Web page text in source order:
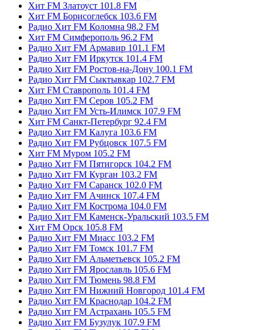
Хит FM Златоуст 101.8 FM
Хит FM Борисоглебск 103.6 FM
Радио Хит FM Коломна 98.2 FM
Хит FM Симферополь 96.2 FM
Радио Хит FM Армавир 101.1 FM
Радио Хит FM Иркутск 101.4 FM
Радио Хит FM Ростов-на-Дону 100.1 FM
Радио Хит FM Сыктывкар 102.7 FM
Хит FM Ставрополь 101.4 FM
Радио Хит FM Серов 105.2 FM
Радио Хит FM Усть-Илимск 107.9 FM
Хит FM Санкт-Петербург 92.4 FM
Радио Хит FM Калуга 103.6 FM
Радио Хит FM Рубцовск 107.5 FM
Хит FM Муром 105.2 FM
Радио Хит FM Пятигорск 104.2 FM
Радио Хит FM Курган 103.2 FM
Радио Хит FM Саранск 102.0 FM
Радио Хит FM Ачинск 107.4 FM
Радио Хит FM Кострома 104.0 FM
Радио Хит FM Каменск-Уральский 103.5 FM
Хит FM Орск 105.8 FM
Радио Хит FM Миасс 103.2 FM
Радио Хит FM Томск 101.7 FM
Радио Хит FM Альметьевск 105.2 FM
Радио Хит FM Ярославль 105.6 FM
Радио Хит FM Тюмень 98.8 FM
Радио Хит FM Нижний Новгород 101.4 FM
Радио Хит FM Краснодар 104.2 FM
Радио Хит FM Астрахань 105.5 FM
Радио Хит FM Бузулук 107.9 FM